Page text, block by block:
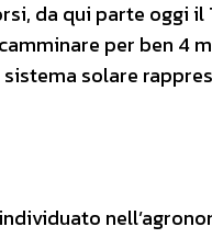
da qui parte oggi il
per ben 4
solare